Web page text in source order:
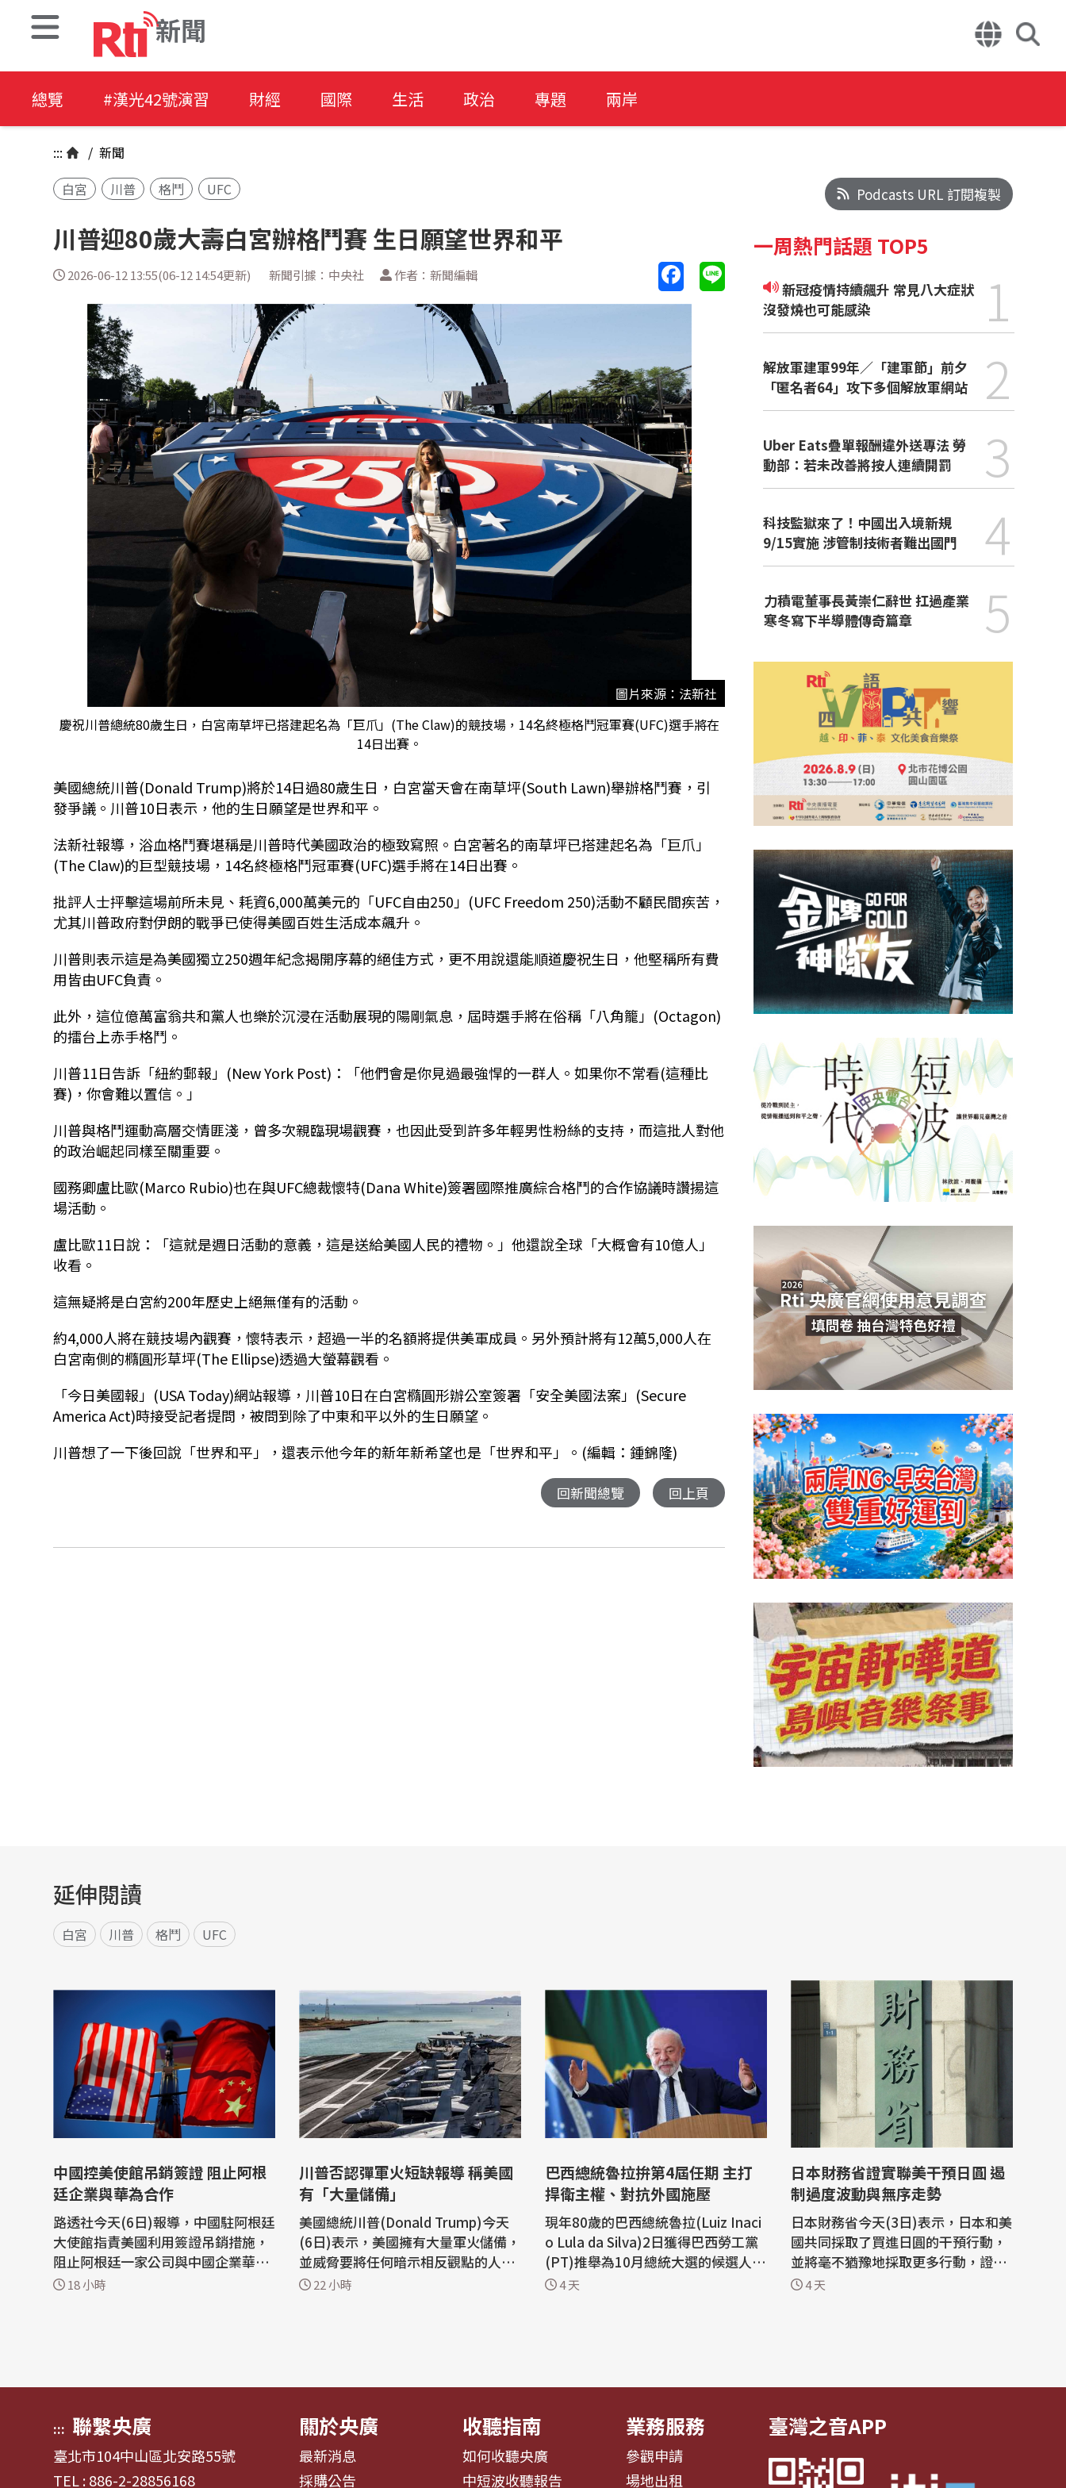
新聞
總覽 #漢光42號演習 財經 國際 生活 政治 專題 兩岸
::: / 新聞
白宮
川普 格鬥 UFC
川普迎80歲大壽白宮辦格鬥賽 生日願望世界和平
2026-06-12 13:55(06-12 14:54更新) 新聞引據：中央社 作者：新聞編輯
圖片來源：法新社
慶祝川普總統80歲生日，白宮南草坪已搭建起名為「巨爪」(The Claw)的競技場，14名終極格鬥冠軍賽(UFC)選手將在
14日出賽。
美國總統川普(Donald Trump)將於14日過80歲生日，白宮當天會在南草坪(South Lawn)舉辦格鬥賽，引
發爭議。川普10日表示，他的生日願望是世界和平。
法新社報導，浴血格鬥賽堪稱是川普時代美國政治的極致寫照。白宮著名的南草坪已搭建起名為「巨爪」
(The Claw)的巨型競技場，14名終極格鬥冠軍賽(UFC)選手將在14日出賽。
批評人士抨擊這場前所未見、耗資6,000萬美元的「UFC自由250」(UFC Freedom 250)活動不顧民間疾苦，
尤其川普政府對伊朗的戰爭已使得美國百姓生活成本飆升。
川普則表示這是為美國獨立250週年紀念揭開序幕的絕佳方式，更不用說還能順道慶祝生日，他堅稱所有費
用皆由UFC負責。
此外，這位億萬富翁共和黨人也樂於沉浸在活動展現的陽剛氣息，屆時選手將在俗稱「八角籠」(Octagon)
的擂台上赤手格鬥。
川普11日告訴「紐約郵報」(New York Post)：「他們會是你見過最強悍的一群人。如果你不常看(這種比
賽)，你會難以置信。」
川普與格鬥運動高層交情匪淺，曾多次親臨現場觀賽，也因此受到許多年輕男性粉絲的支持，而這批人對他
的政治崛起同樣至關重要。
國務卿盧比歐(Marco Rubio)也在與UFC總裁懷特(Dana White)簽署國際推廣綜合格鬥的合作協議時讚揚這
場活動。
盧比歐11日說：「這就是週日活動的意義，這是送給美國人民的禮物。」他還說全球「大概會有10億人」
收看。
這無疑將是白宮約200年歷史上絕無僅有的活動。
約4,000人將在競技場內觀賽，懷特表示，超過一半的名額將提供美軍成員。另外預計將有12萬5,000人在
白宮南側的橢圓形草坪(The Ellipse)透過大螢幕觀看。
「今日美國報」(USA Today)網站報導，川普10日在白宮橢圓形辦公室簽署「安全美國法案」(Secure
America Act)時接受記者提問，被問到除了中東和平以外的生日願望。
川普想了一下後回說「世界和平」，還表示他今年的新年新希望也是「世界和平」。(編輯：鍾錦隆)
回新聞總覽 回上頁
Podcasts URL 訂閱複製
一周熱門話題 TOP5
新冠疫情持續飆升 常見八大症狀
沒發燒也可能感染
1
解放軍建軍99年／「建軍節」前夕
「匿名者64」攻下多個解放軍網站
2
Uber Eats疊單報酬違外送專法 勞
動部：若未改善將按人連續開罰
3
科技監獄來了！中國出入境新規
9/15實施 涉管制技術者難出國門
4
力積電董事長黃崇仁辭世 扛過產業
寒冬寫下半導體傳奇篇章
5
延伸閱讀
白宮 川普 格鬥 UFC
中國控美使館吊銷簽證 阻止阿根
廷企業與華為合作
路透社今天(6日)報導，中國駐阿根廷
大使館指責美國利用簽證吊銷措施，
阻止阿根廷一家公司與中國企業華為
(Huawei)的合作，稱此舉是對國家主
18 小時
川普否認彈軍火短缺報導 稱美國
有「大量儲備」
美國總統川普(Donald Trump)今天
(6日)表示，美國擁有大量軍火儲備，
並威脅要將任何暗示相反觀點的人送
進監獄，他對伊朗戰爭的不滿顯然已
22 小時
巴西總統魯拉拚第4屆任期 主打
捍衛主權、對抗外國施壓
現年80歲的巴西總統魯拉(Luiz Inaci
o Lula da Silva)2日獲得巴西勞工黨
(PT)推舉為10月總統大選的候選人，
這將是他第7次角逐總統大選，也很
4 天
日本財務省證實聯美干預日圓 遏
制過度波動與無序走勢
日本財務省今天(3日)表示，日本和美
國共同採取了買進日圓的干預行動，
並將毫不猶豫地採取更多行動，證實
了兩國採取了罕見的雙邊行動，遏制
4 天
::: 聯繫央廣
臺北市104中山區北安路55號
TEL : 886-2-28856168
關於央廣
最新消息
採購公告
收聽指南
如何收聽央廣
中短波收聽報告
業務服務
參觀申請
場地出租
臺灣之音APP